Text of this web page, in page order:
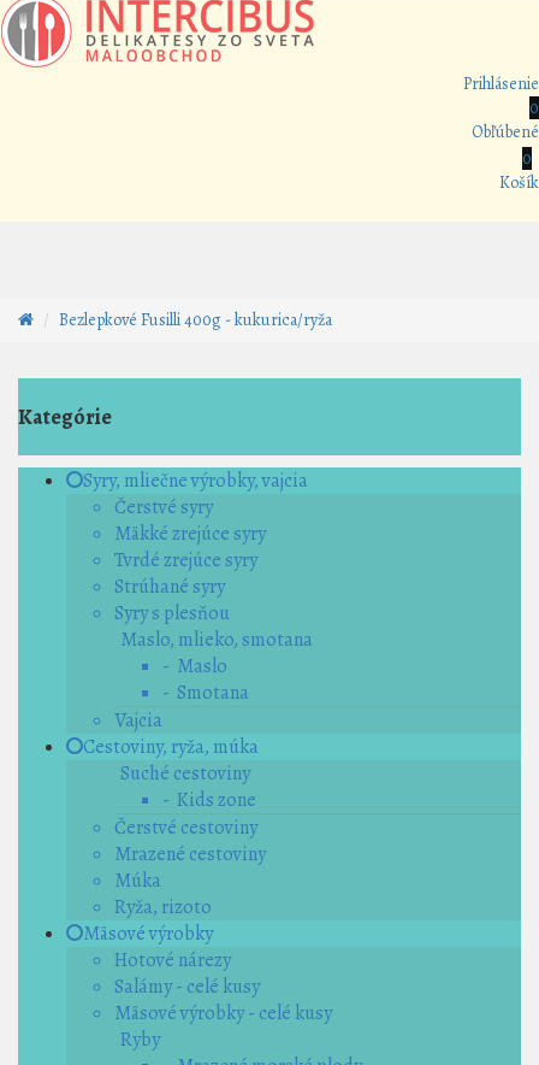
Prihlásenie
0
Obľúbené
0
Košík
Bezlepkové Fusilli 400g - kukurica/ryža
Kategórie
Syry, mliečne výrobky, vajcia
Čerstvé syry
Mäkké zrejúce syry
Tvrdé zrejúce syry
Strúhané syry
Syry s plesňou
Maslo, mlieko, smotana
- Maslo
- Smotana
Vajcia
Cestoviny, ryža, múka
Suché cestoviny
- Kids zone
Čerstvé cestoviny
Mrazené cestoviny
Múka
Ryža, rizoto
Mäsové výrobky
Hotové nárezy
Salámy - celé kusy
Mäsové výrobky - celé kusy
Ryby